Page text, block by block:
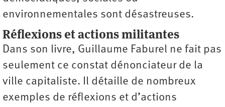
environnementales sont désastreuses.
Réflexions et actions militantes
Dans son livre, Guillaume Faburel ne fait pas
seulement ce constat dénonciateur de la
ville capitaliste. Il détaille de nombreux
exemples de réflexions et d’actions